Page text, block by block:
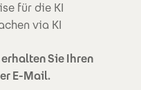
für die KI
via KI
Sie Ihren
E-Mail.